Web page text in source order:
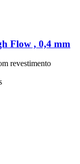
Flow , 0,4 mm
revestimento